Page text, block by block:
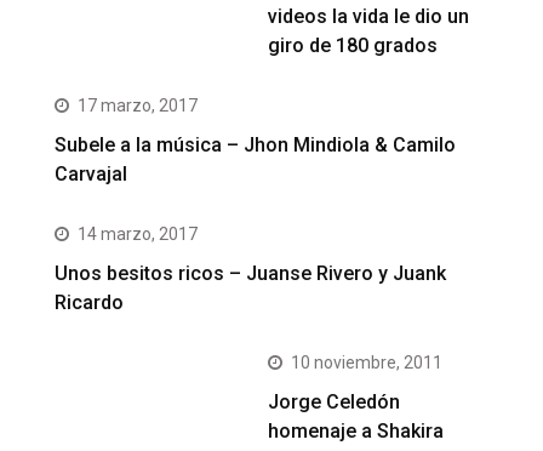
videos la vida le dio un
giro de 180 grados
17 marzo, 2017
Subele a la música – Jhon Mindiola & Camilo
Carvajal
14 marzo, 2017
Unos besitos ricos – Juanse Rivero y Juank
Ricardo
10 noviembre, 2011
Jorge Celedón
homenaje a Shakira